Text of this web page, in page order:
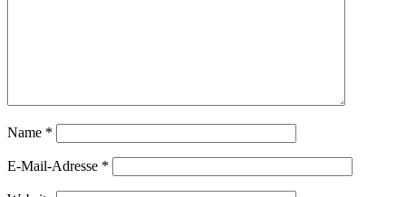
Name *
E-Mail-Adresse *